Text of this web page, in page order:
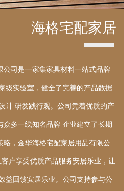
海格宅配家居
司是一家集家具材料一站式品牌
级实验室，健全了完善的产品数据
计 研发践行观。公司凭着优质的产
多一线知名品牌 企业建立了长期
，金华海格宅配家居用品有限公
户享受优质产品服务安居乐业，让
益回馈安居乐业。公司支持参与公